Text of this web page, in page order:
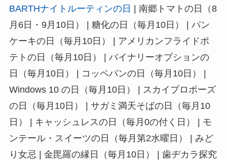
BARTHナイトルーティンの日 | 南郷トマトの日（8
月6日・9月10日） | 糖化の日（毎月10日） | パン
ケーキの日（毎月10日） | アメリカンフライドポ
テトの日（毎月10日） | バイナリーオプションの
日（毎月10日） | コッペパンの日（毎月10日） |
Windows 10 の日（毎月10日） | スカイプロポーズ
の日（毎月10日） | サガミ満天そばの日（毎月10
日） | キャッシュレスの日（毎月0の付く日） | モ
ンテール・スイーツの日（毎月第2水曜日） | みど
り女忌 | 金毘羅の縁日（毎月10日） | 歯ヂカラ探究